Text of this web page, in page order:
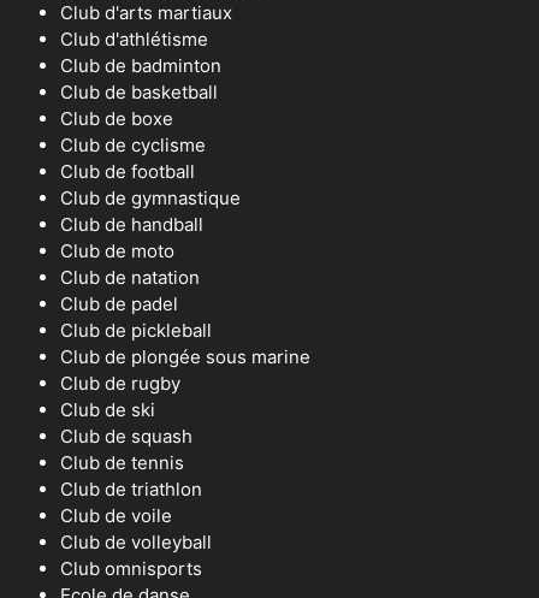
Club d'arts martiaux
Club d'athlétisme
Club de badminton
Club de basketball
Club de boxe
Club de cyclisme
Club de football
Club de gymnastique
Club de handball
Club de moto
Club de natation
Club de padel
Club de pickleball
Club de plongée sous marine
Club de rugby
Club de ski
Club de squash
Club de tennis
Club de triathlon
Club de voile
Club de volleyball
Club omnisports